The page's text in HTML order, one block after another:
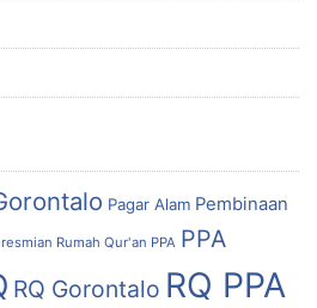
Pagar Alam Pembinaan
Rumah Qur'an PPA PPA
RQ Gorontalo RQ PPA